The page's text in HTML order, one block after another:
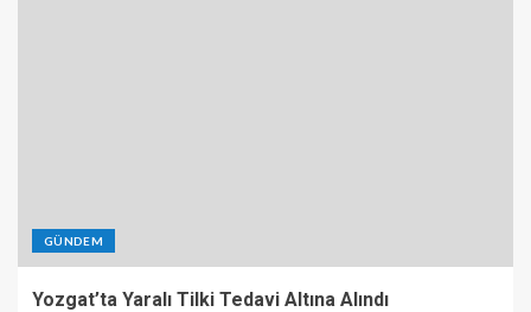
GÜNDEM
Yozgat’ta Yaralı Tilki Tedavi Altına Alındı